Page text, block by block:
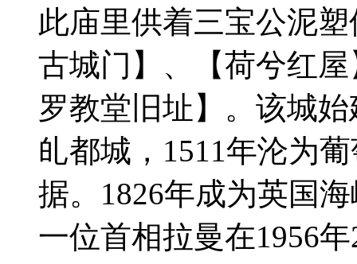
此庙里供着三宝公泥
古城门】、【荷兮红
罗教堂旧址】。该城
癿都城，1511年沦为
据。1826年成为英国
一位首相拉曼在1956